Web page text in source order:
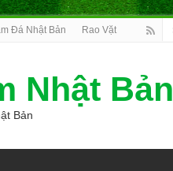
Đá Nhật Bản Rao Vặt
Nhật Bản
Bản